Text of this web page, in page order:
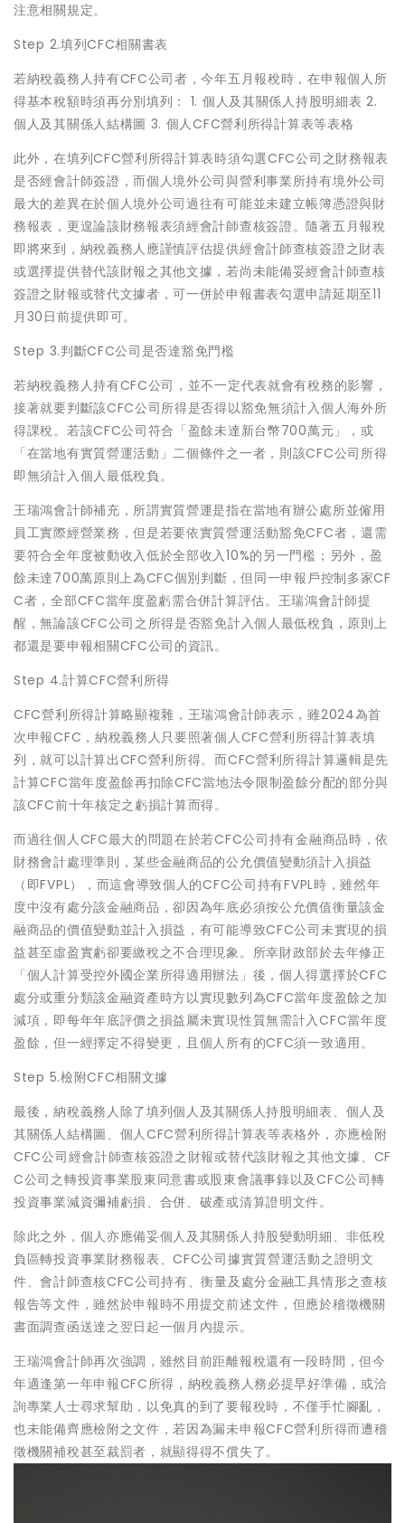
注意相關規定。
Step 2.填列CFC相關書表
若納稅義務人持有CFC公司者，今年五月報稅時，在申報個人所
得基本稅額時須再分別填列： 1. 個人及其關係人持股明細表 2.
個人及其關係人結構圖 3. 個人CFC營利所得計算表等表格
此外，在填列CFC營利所得計算表時須勾選CFC公司之財務報表
是否經會計師簽證，而個人境外公司與營利事業所持有境外公司
最大的差異在於個人境外公司過往有可能並未建立帳簿憑證與財
務報表，更遑論該財務報表須經會計師查核簽證。隨著五月報稅
即將來到，納稅義務人應謹慎評估提供經會計師查核簽證之財表
或選擇提供替代該財報之其他文據，若尚未能備妥經會計師查核
簽證之財報或替代文據者，可一併於申報書表勾選申請延期至11
月30日前提供即可。
Step 3.判斷CFC公司是否達豁免門檻
若納稅義務人持有CFC公司，並不一定代表就會有稅務的影響，
接著就要判斷該CFC公司所得是否得以豁免無須計入個人海外所
得課稅。若該CFC公司符合「盈餘未達新台幣700萬元」，或
「在當地有實質營運活動」二個條件之一者，則該CFC公司所得
即無須計入個人最低稅負。
王瑞鴻會計師補充，所謂實質營運是指在當地有辦公處所並僱用
員工實際經營業務，但是若要依實質營運活動豁免CFC者，還需
要符合全年度被動收入低於全部收入10%的另一門檻；另外，盈
餘未達700萬原則上為CFC個別判斷，但同一申報戶控制多家CF
C者，全部CFC當年度盈虧需合併計算評估。王瑞鴻會計師提
醒，無論該CFC公司之所得是否豁免計入個人最低稅負，原則上
都還是要申報相關CFC公司的資訊。
Step 4.計算CFC營利所得
CFC營利所得計算略顯複雜，王瑞鴻會計師表示，雖2024為首
次申報CFC，納稅義務人只要照著個人CFC營利所得計算表填
列，就可以計算出CFC營利所得。而CFC營利所得計算邏輯是先
計算CFC當年度盈餘再扣除CFC當地法令限制盈餘分配的部分與
該CFC前十年核定之虧損計算而得。
而過往個人CFC最大的問題在於若CFC公司持有金融商品時，依
財務會計處理準則，某些金融商品的公允價值變動須計入損益
（即FVPL），而這會導致個人的CFC公司持有FVPL時，雖然年
度中沒有處分該金融商品，卻因為年底必須按公允價值衡量該金
融商品的價值變動並計入損益，有可能導致CFC公司未實現的損
益甚至虛盈實虧卻要繳稅之不合理現象。所幸財政部於去年修正
「個人計算受控外國企業所得適用辦法」後，個人得選擇於CFC
處分或重分類該金融資產時方以實現數列為CFC當年度盈餘之加
減項，即每年年底評價之損益屬未實現性質無需計入CFC當年度
盈餘，但一經擇定不得變更，且個人所有的CFC須一致適用。
Step 5.檢附CFC相關文據
最後，納稅義務人除了填列個人及其關係人持股明細表、個人及
其關係人結構圖、個人CFC營利所得計算表等表格外，亦應檢附
CFC公司經會計師查核簽證之財報或替代該財報之其他文據、CF
C公司之轉投資事業股東同意書或股東會議事錄以及CFC公司轉
投資事業減資彌補虧損、合併、破產或清算證明文件。
除此之外，個人亦應備妥個人及其關係人持股變動明細、非低稅
負區轉投資事業財務報表、CFC公司據實質營運活動之證明文
件、會計師查核CFC公司持有、衡量及處分金融工具情形之查核
報告等文件，雖然於申報時不用提交前述文件，但應於稽徵機關
書面調查函送達之翌日起一個月內提示。
王瑞鴻會計師再次強調，雖然目前距離報稅還有一段時間，但今
年適逢第一年申報CFC所得，納稅義務人務必提早好準備，或洽
詢專業人士尋求幫助，以免真的到了要報稅時，不僅手忙腳亂，
也未能備齊應檢附之文件，若因為漏未申報CFC營利所得而遭稽
徵機關補稅甚至裁罰者，就顯得得不償失了。